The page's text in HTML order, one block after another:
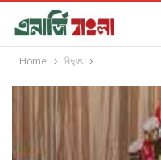
Home বিদ্যুৎ